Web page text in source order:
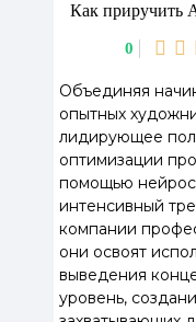
Как приручить
0
Объединяя
опытных
лидирующее
оптимизации
помощью
интенсивный
компании
они освоят
выведения
уровень,